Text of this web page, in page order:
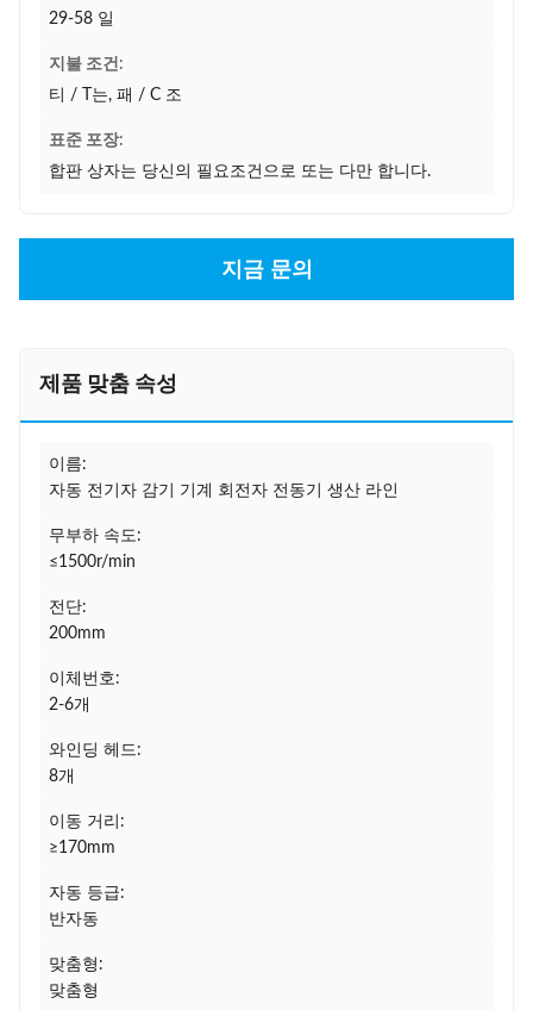
29-58 일
지불 조건:
티 / T는, 패 / C 조
표준 포장:
합판 상자는 당신의 필요조건으로 또는 다만 합니다.
지금 문의
제품 맞춤 속성
이름:
자동 전기자 감기 기계 회전자 전동기 생산 라인
무부하 속도:
≤1500r/min
전단:
200mm
이체번호:
2-6개
와인딩 헤드:
8개
이동 거리:
≥170mm
자동 등급:
반자동
맞춤형:
맞춤형